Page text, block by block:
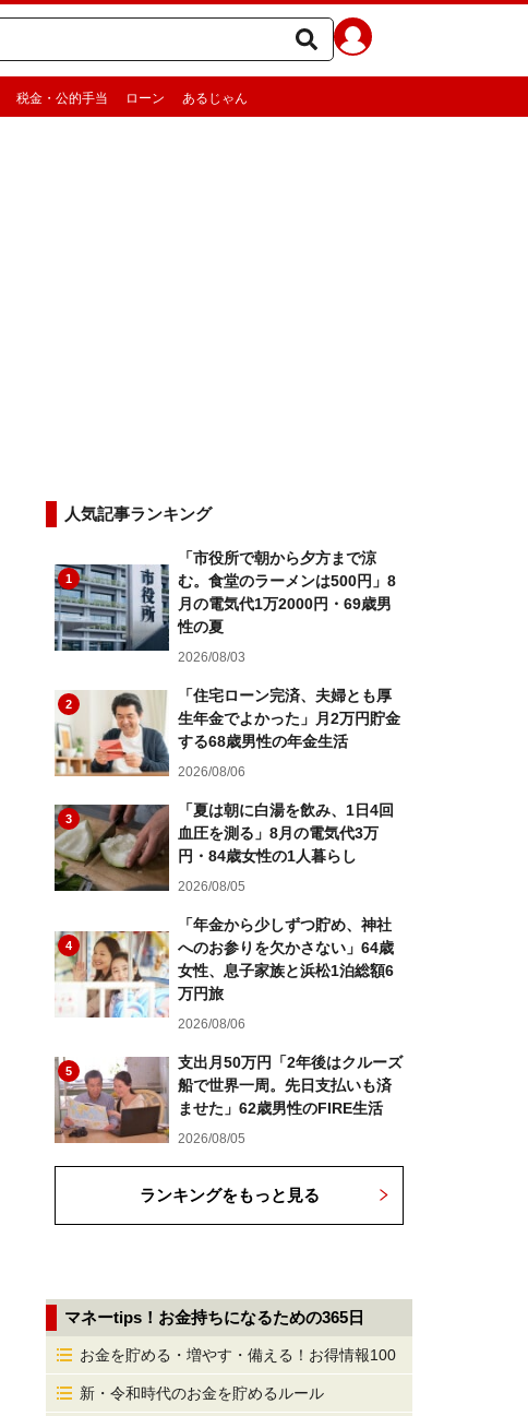
税金・公的手当 ローン あるじゃん
人気記事ランキング
1
「市役所で朝から夕方まで涼
む。食堂のラーメンは500円」8
月の電気代1万2000円・69歳男
性の夏
2026/08/03
2
「住宅ローン完済、夫婦とも厚
生年金でよかった」月2万円貯金
する68歳男性の年金生活
2026/08/06
3
「夏は朝に白湯を飲み、1日4回
血圧を測る」8月の電気代3万
円・84歳女性の1人暮らし
2026/08/05
4
「年金から少しずつ貯め、神社
へのお参りを欠かさない」64歳
女性、息子家族と浜松1泊総額6
万円旅
2026/08/06
5
支出月50万円「2年後はクルーズ
船で世界一周。先日支払いも済
ませた」62歳男性のFIRE生活
2026/08/05
ランキングをもっと見る
マネーtips！お金持ちになるための365日
お金を貯める・増やす・備える！お得情報100
新・令和時代のお金を貯めるルール